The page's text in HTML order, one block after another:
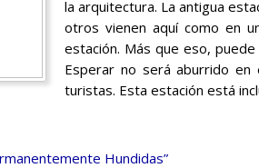
la arquitectura. La antigua
otros vienen aquí como en
estación. Más que eso,
Esperar no será aburrido
turistas. Esta estación está
Hundidas”